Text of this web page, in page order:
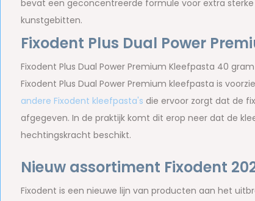
bevat een geconcentreerde formule voor extra
kunstgebitten.
Fixodent Plus Dual Power
Fixodent Plus Dual Power Premium Kleefpasta 40 gram
Fixodent Plus Dual Power Premium kleefpasta is
andere Fixodent kleefpasta's die ervoor zorgt dat de
afgegeven. In de praktijk komt dit erop neer dat de
hechtingskracht beschikt.
Nieuw assortiment Fixodent
Fixodent is een nieuwe lijn van producten aan het